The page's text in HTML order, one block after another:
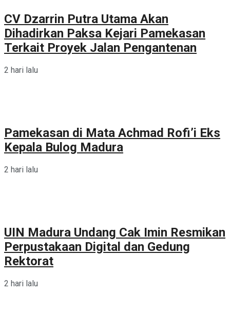
CV Dzarrin Putra Utama Akan
Dihadirkan Paksa Kejari Pamekasan
Terkait Proyek Jalan Pengantenan
2 hari lalu
Pamekasan di Mata Achmad Rofi’i Eks
Kepala Bulog Madura
2 hari lalu
UIN Madura Undang Cak Imin Resmikan
Perpustakaan Digital dan Gedung
Rektorat
2 hari lalu